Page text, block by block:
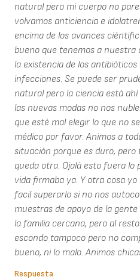
natural pero mi cuerpo no
volvamos anticiencia e
encima de los avances
bueno que tenemos a nuestra
la existencia de los
infecciones. Se puede ser
natural pero la ciencia está
las nuevas modas no nos
que esté mal elegir lo que no
médico por favor. Animos a
situación porque es duro, pero
queda otra. Ojalá esto fuera lo
vida firmaba ya. Y otra cosa
facil superarlo si no nos
muestras de apoyo de la
la familia cercana, pero al
escondo tampoco pero no
bueno, ni lo malo. Animos
Respuesta